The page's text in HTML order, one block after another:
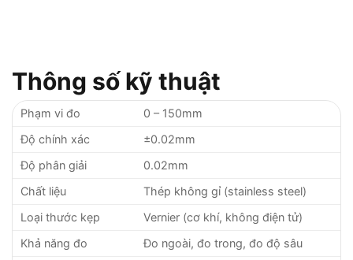
Thông số kỹ thuật
Phạm vi đo
0 – 150mm
Độ chính xác
±0.02mm
Độ phân giải
0.02mm
Chất liệu
Thép không gỉ (stainless steel)
Loại thước kẹp
Vernier (cơ khí, không điện tử)
Khả năng đo
Đo ngoài, đo trong, đo độ sâu